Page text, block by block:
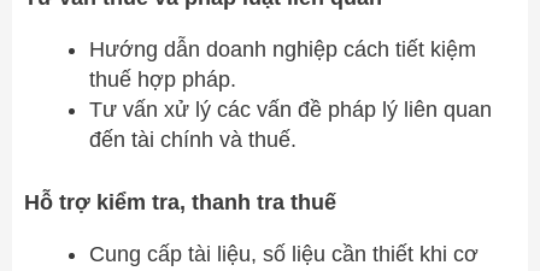
Hướng dẫn doanh nghiệp cách tiết kiệm
thuế hợp pháp.
Tư vấn xử lý các vấn đề pháp lý liên quan
đến tài chính và thuế.
Hỗ trợ kiểm tra, thanh tra thuế
Cung cấp tài liệu, số liệu cần thiết khi cơ